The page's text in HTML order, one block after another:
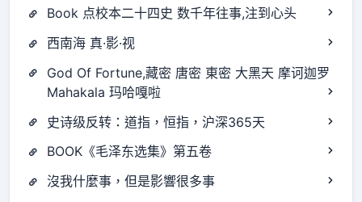
Book 点校本二十四史 数千年往事,注到心头
西南海 真·影·视
God Of Fortune,藏密 唐密 東密 大黑天 摩诃迦罗
Mahakala 玛哈嘎啦
史诗级反转：道指，恒指，沪深365天
BOOK《毛泽东选集》第五卷
沒我什麼事，但是影響很多事